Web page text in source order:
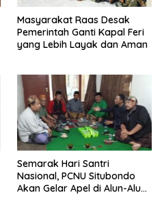
Masyarakat Raas Desak
Pemerintah Ganti Kapal Feri
yang Lebih Layak dan Aman
Semarak Hari Santri
Nasional, PCNU Situbondo
Akan Gelar Apel di Alun-Alun